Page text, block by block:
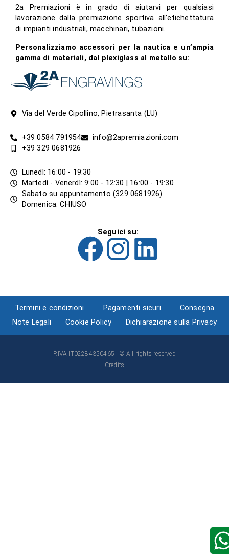
2a Premiazioni è in grado di aiutarvi per qualsiasi
lavorazione dalla premiazione sportiva all’etichettatura
di impianti industriali, macchinari, tubazioni.
Personalizziamo accessori per la nautica e un’ampia
gamma di materiali, dal plexiglass al metallo su:
Via del Verde Cipollino, Pietrasanta (LU)
+39 0584 791954
info@2apremiazioni.com
+39 329 0681926
Lunedì: 16:00 - 19:30
Martedì - Venerdì: 9:00 - 12:30 | 16:00 - 19:30
Sabato su appuntamento (329 0681926)
Domenica: CHIUSO
Seguici su:
Termini e condizioni Pagamenti sicuri
Consegna
Note Legali
Cookie Policy Dichiarazione sulla Privacy
P.IVA IT02284350465 | © All rights reserved
Credits